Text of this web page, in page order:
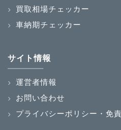
買取相場チェッカー
車納期チェッカー
サイト情報
運営者情報
お問い合わせ
プライバシーポリシー・免